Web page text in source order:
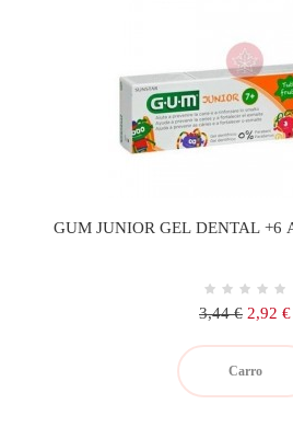
GUM JUNIOR GEL DENTAL +6
Precio
3,44 € Precio
2,92 €
Carro